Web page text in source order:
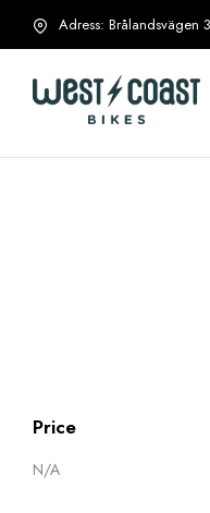
Adress:
info@westcoastbikes.se
Price
N/A